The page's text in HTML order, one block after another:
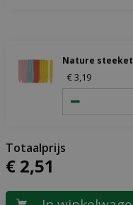
Nature
€3 19
€ 2,51